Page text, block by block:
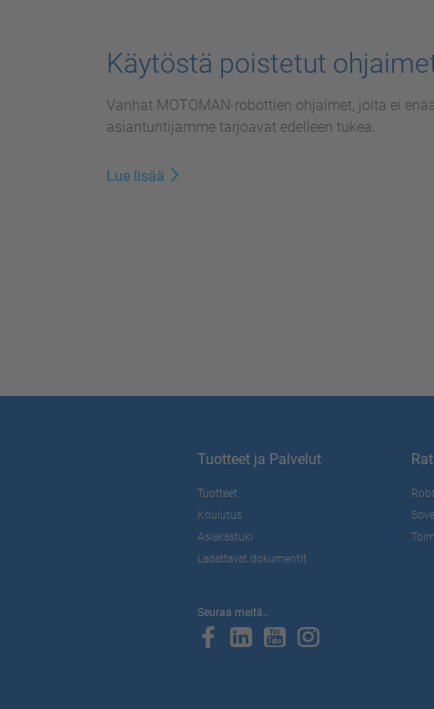
Käytöstä poistetut
Vanhat MOTOMAN-robottien ohjaimet, joita ei
asiantuntijamme tarjoavat edelleen tukea.
Lue lisää
Tuotteet ja Palvelut
Tuotteet
Koulutus
Asiakastuki
Ladattavat dokumentit
Seuraa meitä..